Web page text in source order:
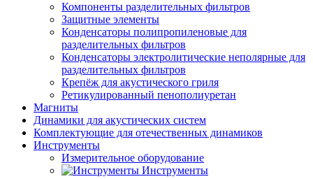
Компоненты разделительных фильтров
Защитные элементы
Конденсаторы полипропиленовые для
разделительных фильтров
Конденсаторы электролитические неполярные для
разделительных фильтров
Крепёж для акустического гриля
Ретикулированный пенополиуретан
Магниты
Динамики для акустических систем
Комплектующие для отечественных динамиков
Инструменты
Измерительное оборудование
Инструменты